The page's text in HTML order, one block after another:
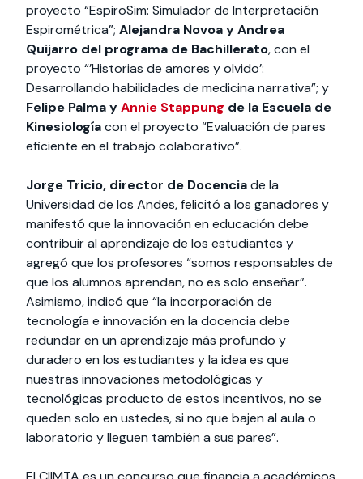
proyecto “EspiroSim: Simulador de Interpretación
Espirométrica”; Alejandra Novoa y Andrea
Quijarro del programa de Bachillerato, con el
proyecto “’Historias de amores y olvido’:
Desarrollando habilidades de medicina narrativa”; y
Felipe Palma yAnnie Stappung de la Escuela de
Kinesiologíacon el proyecto “Evaluación de pares
eficiente en el trabajo colaborativo”.
Jorge Tricio, director de Docenciade la
Universidad de los Andes, felicitó a los ganadores y
manifestó que la innovación en educación debe
contribuir al aprendizaje de los estudiantes y
agregó que los profesores “somos responsables de
que los alumnos aprendan, no es solo enseñar”.
Asimismo, indicó que “la incorporación de
tecnología e innovación en la docencia debe
redundar en un aprendizaje más profundo y
duradero en los estudiantes y la idea es que
nuestras innovaciones metodológicas y
tecnológicas producto de estos incentivos, no se
queden solo en ustedes, si no que bajen al aula o
laboratorio y lleguen también a sus pares”.